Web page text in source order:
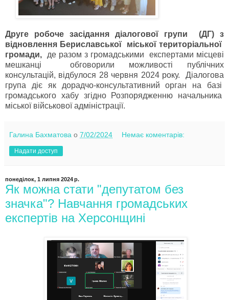
Друге робоче засідання діалогової групи (ДГ) з
відновлення Бериславської міської територіальної
громади, де разом з громадськими експертами місцеві
мешканці обговорили можливості публічних
консультацій, відбулося 28 червня 2024 року. Діалогова
група діє як дорадчо-консультативний орган на базі
громадського хабу згідно Розпорядженню начальника
міської військової адміністрації.
Галина Бахматова о 7/02/2024 Немає коментарів:
Надати доступ
понеділок, 1 липня 2024 р.
Як можна стати "депутатом без
значка"? Навчання громадських
експертів на Херсонщині